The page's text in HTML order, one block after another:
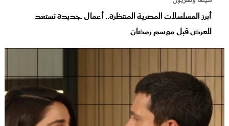
أبرز المسلسلات المصرية المنتظرة.. أعمال جديدة تستعد
للعرض قبل موسم رمضان